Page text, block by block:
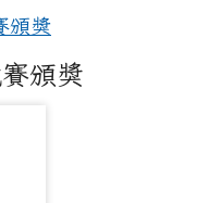
頒獎
頒獎